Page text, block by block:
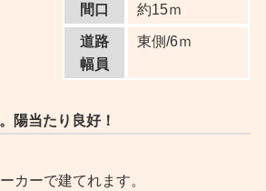
間口 約15ｍ
道路
幅員
東側/6ｍ
陽当たり良好！
カーで建てれます。